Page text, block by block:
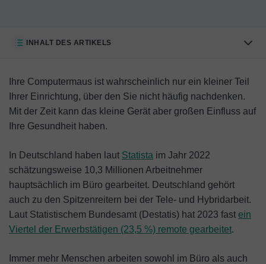
INHALT DES ARTIKELS
Auf welche Funktionen sollte man bei einer
ergonomischen Maus achten
Fazit
Ihre Computermaus ist wahrscheinlich nur ein kleiner Teil
Ihrer Einrichtung, über den Sie nicht häufig nachdenken.
Mit der Zeit kann das kleine Gerät aber großen Einfluss auf
Ihre Gesundheit haben.
In Deutschland haben laut Statista im Jahr 2022
schätzungsweise 10,3 Millionen Arbeitnehmer
hauptsächlich im Büro gearbeitet. Deutschland gehört
auch zu den Spitzenreitern bei der Tele- und Hybridarbeit.
Laut Statistischem Bundesamt (Destatis) hat 2023 fast ein
Viertel der Erwerbstätigen (23,5 %) remote gearbeitet.
Immer mehr Menschen arbeiten sowohl im Büro als auch